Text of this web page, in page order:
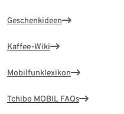
Geschenkideen
Kaffee-Wiki
Mobilfunklexikon
Tchibo MOBIL FAQs